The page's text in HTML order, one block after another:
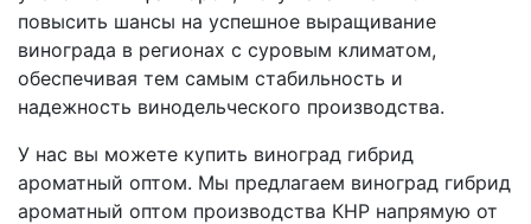
повысить шансы на успешное выращивание
винограда в регионах с суровым климатом,
обеспечивая тем самым стабильность и
надежность винодельческого производства.
У нас вы можете купить виноград гибрид
ароматный оптом. Мы предлагаем виноград гибрид
ароматный оптом производства КНР напрямую от